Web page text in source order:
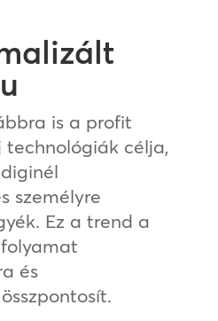
is a profit
technológiák célja,
személyre
Ez a trend a
és